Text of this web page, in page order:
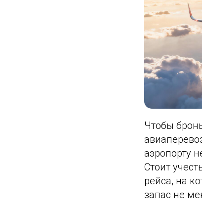
Чтобы
аэропорту
Стоит
рейса, на
запас не